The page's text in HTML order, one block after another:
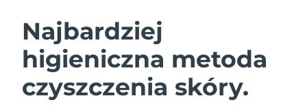
Najbardziej
higieniczna metoda
czyszczenia skóry.
URODY
Oczyszczanie twarzy Lifting twarzy
Australia
Oczekiwany czas dostawy
12/8/26
Austria
Oczekiwany czas dostawy